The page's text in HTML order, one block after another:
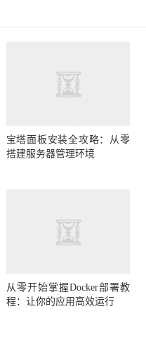
宝塔面板安装全攻略：从零
搭建服务器管理环境
从零开始掌握Docker部署教
程：让你的应用高效运行